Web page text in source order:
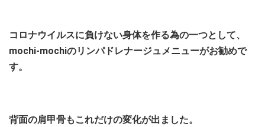
コロナウイルスに負けない身体を作る為の一つとして、
mochi-mochiのリンパドレナージュメニューがお勧めで
す。
背面の肩甲骨もこれだけの変化が出ました。